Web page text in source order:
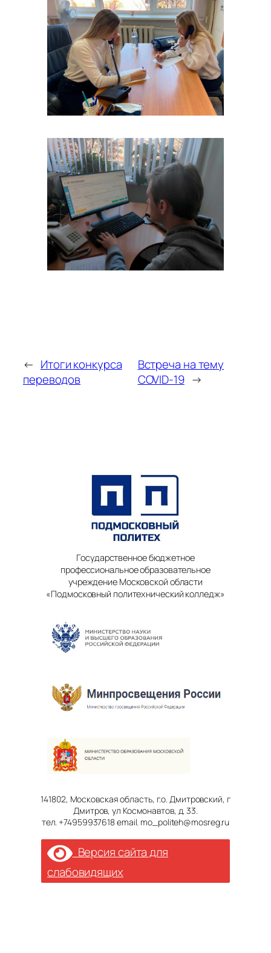
← Итоги конкурса
переводов
Встреча на тему
COVID-19 →
Государственное бюджетное
профессиональное образовательное
учреждение Московской области
«Подмосковный политехнический колледж»
141802, Московская область, г.о. Дмитровский, г
Дмитров, ул Космонавтов, д. 33.
тел. +74959937618 email. mo_politeh@mosreg.ru
Версия сайта для
слабовидящих